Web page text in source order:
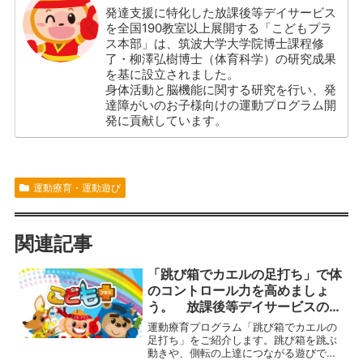
発達支援に特化した放課後等デイサービス
を全国190教室以上展開する「こどもプラ
ス本部」は、筑波大学大学院博士課程修
了・柳澤弘樹博士（体育科学）の研究成果
を基に設立されました。
身体活動と脳機能に関する研究を行い、発
達障がいのお子様向けの運動プログラム開
発に貢献しています。
運動療育・運動遊び
関連記事
「跳び箱でカエルの足打ち」で体
のコントロール力を高めましょ
う。 放課後等デイサービスの運
動療育プログラム
運動療育プログラム「跳び箱でカエルの
足打ち」をご紹介します。跳び箱を跳ぶ
動きや、側転の上達につながる遊びで